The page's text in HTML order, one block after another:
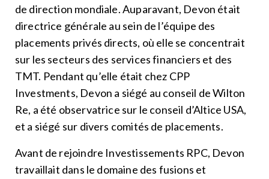
de direction mondiale. Auparavant, Devon était
directrice générale au sein de l’équipe des
placements privés directs, où elle se concentrait
sur les secteurs des services financiers et des
TMT. Pendant qu’elle était chez CPP
Investments, Devon a siégé au conseil de Wilton
Re, a été observatrice sur le conseil d’Altice USA,
et a siégé sur divers comités de placements.
Avant de rejoindre Investissements RPC, Devon
travaillait dans le domaine des fusions et